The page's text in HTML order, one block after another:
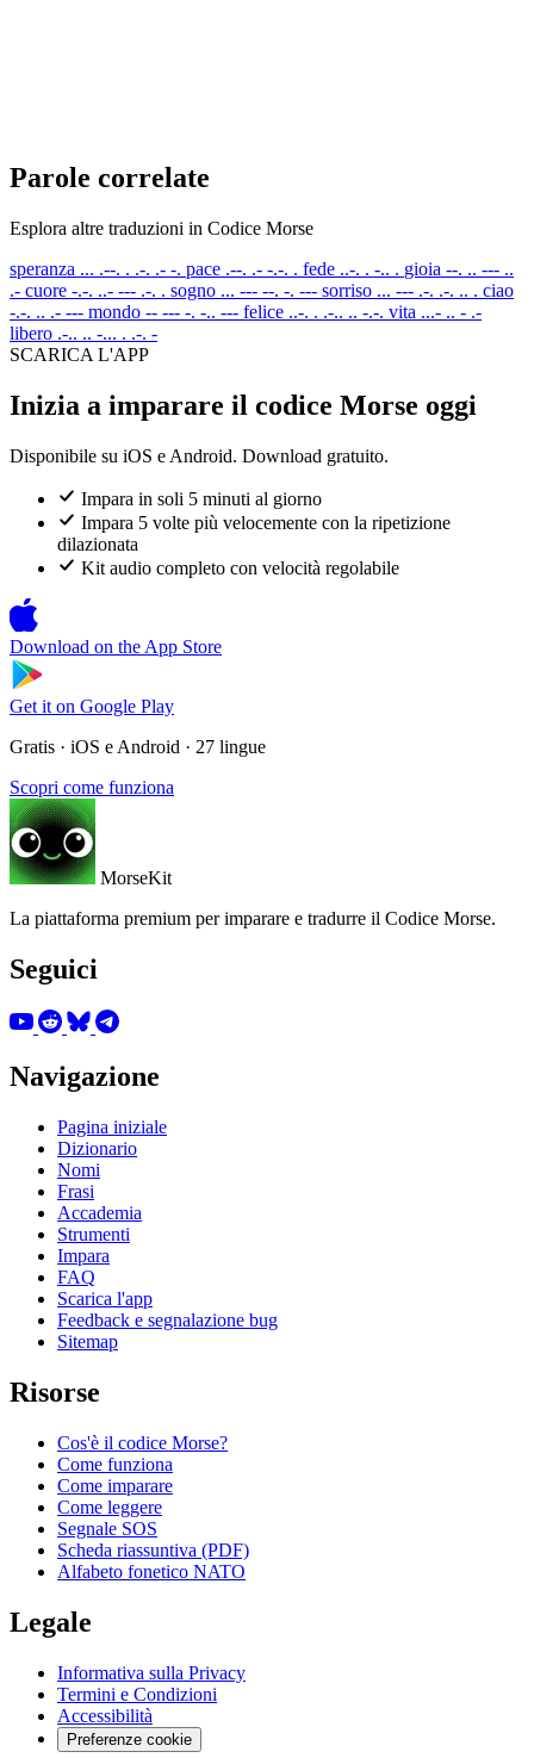
Parole correlate
Esplora altre traduzioni in Codice Morse
speranza ... .--. . .-. .- -. pace .--. .- -.-. . fede ..-. . -.. . gioia --. .. --- ..
.- cuore -.-. ..- --- .-. . sogno ... --- --. -. --- sorriso ... --- .-. .-. .. . ciao
-.-. .. .- --- mondo -- --- -. -.. --- felice ..-. . .-.. .. -.-. vita ...- .. - .-
libero .-.. .. -... . .-. -
SCARICA L'APP
Inizia a imparare il codice Morse oggi
Disponibile su iOS e Android. Download gratuito.
Impara in soli 5 minuti al giorno
Impara 5 volte più velocemente con la ripetizione
dilazionata
Kit audio completo con velocità regolabile
Download on the App Store
Get it on Google Play
Gratis · iOS e Android · 27 lingue
Scopri come funziona
MorseKit
La piattaforma premium per imparare e tradurre il Codice Morse.
Seguici
Navigazione
Pagina iniziale
Dizionario
Nomi
Frasi
Accademia
Strumenti
Impara
FAQ
Scarica l'app
Feedback e segnalazione bug
Sitemap
Risorse
Cos'è il codice Morse?
Come funziona
Come imparare
Come leggere
Segnale SOS
Scheda riassuntiva (PDF)
Alfabeto fonetico NATO
Legale
Informativa sulla Privacy
Termini e Condizioni
Accessibilità
Preferenze cookie